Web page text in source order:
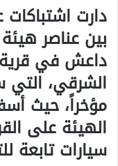
دارت اشتباكات
بين عناصر
داعش في قرية
الشرقي، التي
مؤخراً، حيث
الهيئة على
سيارات تابعة